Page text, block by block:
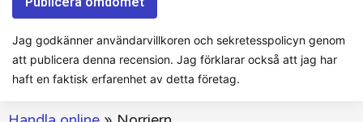
Jag godkänner användarvillkoren och sekretesspolicyn genom
att publicera denna recension. Jag förklarar också att jag har
haft en faktisk erfarenhet av detta företag.